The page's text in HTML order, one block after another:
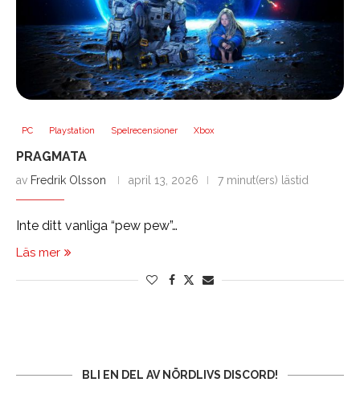
PC Playstation Spelrecensioner Xbox
PRAGMATA
av Fredrik Olsson april 13, 2026 7 minut(ers) lästid
Inte ditt vanliga “pew pew”…
Läs mer
BLI EN DEL AV NÖRDLIVS DISCORD!